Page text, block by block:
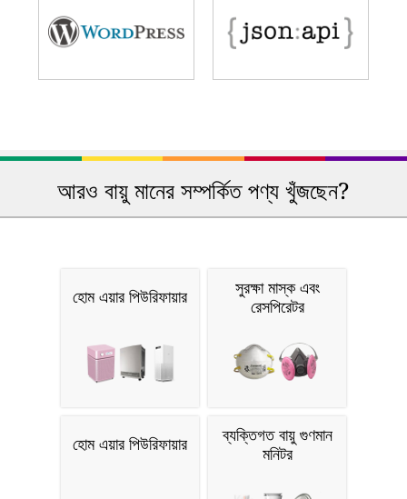
আরও বায়ু মানের সম্পর্কিত পণ্য খুঁজছেন?
হোম এয়ার পিউরিফায়ার
সুরক্ষা মাস্ক এবং
রেসপিরেটর
হোম এয়ার পিউরিফায়ার
ব্যক্তিগত বায়ু গুণমান
মনিটর